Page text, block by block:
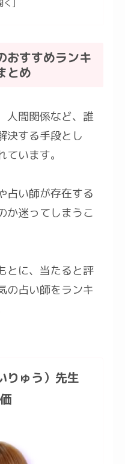
おすすめランキ
とめ
人間関係など、誰
決する手段とし
います。
占い師が存在する
か迷ってしまうこ
とに、当たると評
の占い師をランキ
りゅう）先生